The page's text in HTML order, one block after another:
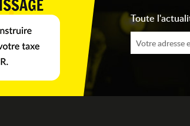
Toute